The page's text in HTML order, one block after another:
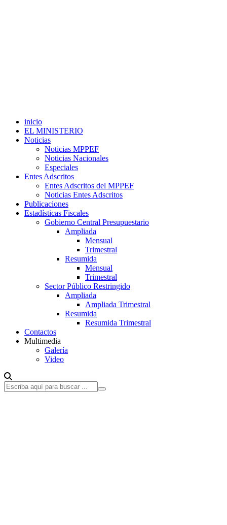
inicio
EL MINISTERIO
Noticias
Noticias MPPEF
Noticias Nacionales
Especiales
Entes Adscritos
Entes Adscritos del MPPEF
Noticias Entes Adscritos
Publicaciones
Estadísticas Fiscales
Gobierno Central Presupuestario
Ampliada
Mensual
Trimestral
Resumida
Mensual
Trimestral
Sector Público Restringido
Ampliada
Ampliada Trimestral
Resumida
Resumida Trimestral
Contactos
Multimedia
Galería
Video